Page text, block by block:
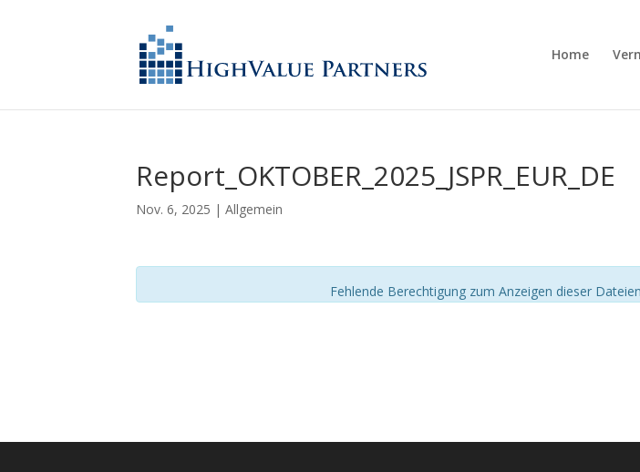
Home
Report_OKTOBER_2025_JSPR_EUR_DE
Nov. 6, 2025 | Allgemein
Fehlende Berechtigung zum Anzeigen dieser